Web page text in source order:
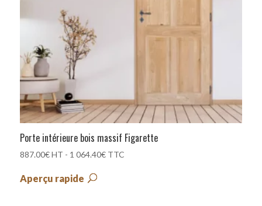
Porte intérieure bois massif Figarette
887.00€ HT - 1 064.40€TTC
Aperçu rapide